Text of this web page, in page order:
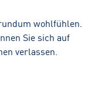
wohlfühlen.
Sie sich auf
verlassen.